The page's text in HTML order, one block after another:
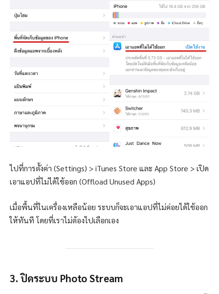
ไปที่การตั้งค่า (Settings) > iTunes Store และ App Store > เปิด
เอาแอปที่ไม่ได้ใช้ออก (Offload Unused Apps)
เมื่อพื้นที่ในเครื่องเหลือน้อย ระบบก็จะเอาแอปที่ไม่ค่อยได้ใช้ออก
ให้ทันที โดยที่เราไม่ต้องไปเลือกเอง
3. ปิดระบบ Photo Stream